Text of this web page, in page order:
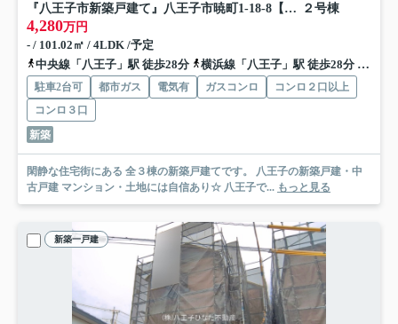
『八王子市新築戸建て』八王子市暁町1-18-8【仲介手数料無料】 ０１期 ２号棟
4,280万円
- / 101.02㎡ / 4LDK /予定
中央線「八王子」駅 徒歩28分
横浜線「八王子」駅 徒歩28分 京王
駐車2台可 都市ガス 電気有 ガスコンロ
コンロ２口以上
コンロ３口
新築
閑静な住宅街にある 全３棟の新築戸建てです。 八王子の新築戸建・中
古戸建 マンション・土地には自信あり☆ 八王子で... もっと見る
新築一戸建